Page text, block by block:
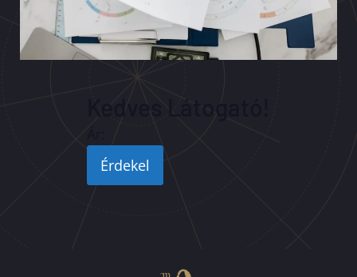
Kedves Látogató!
Ár:
Érdekel